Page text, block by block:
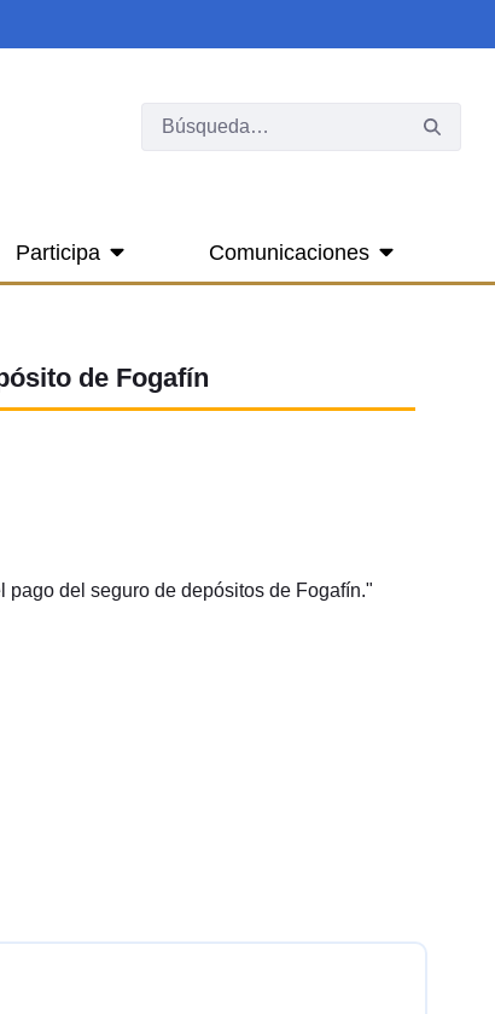
Participa Comunicaciones
de Fogafín
del seguro de depósitos de Fogafín."